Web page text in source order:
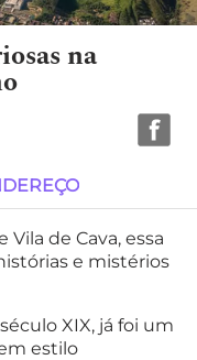
na
de Cava, essa
e mistérios
XIX, já foi um
estilo